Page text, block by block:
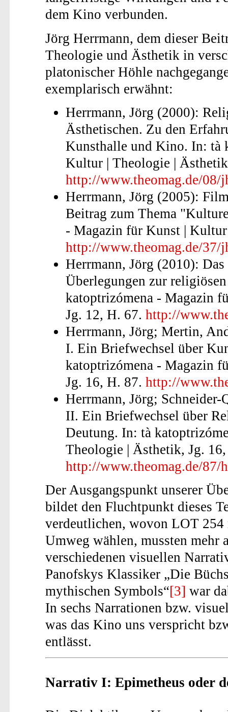
dem Kino verbunden.
Jörg Herrmann, dem dieser
Theologie und Ästhetik in
platonischer Höhle
exemplarisch erwähnt:
Herrmann, Jörg (2000):
Ästhetischen. Zu den
Kunsthalle und Kino. In: tà
Kultur | Theologie |
http://www.theomag.de/08/
Herrmann, Jörg (2005):
Beitrag zum Thema
- Magazin für Kunst |
http://www.theomag.de/37/
Herrmann, Jörg (2010):
Überlegungen zur
katoptrizómena - Magazin
Jg. 12, H. 67. http://
Herrmann, Jörg; Mertin,
I. Ein Briefwechsel über
katoptrizómena - Magazin
Jg. 16, H. 87. http://
Herrmann, Jörg; Schneider-
II. Ein Briefwechsel über
Deutung. In: tà
Theologie | Ästhetik, Jg.
http://www.theomag.de/87/
Der Ausgangspunkt unserer
bildet den Fluchtpunkt dieses
verdeutlichen, wovon LOT
Umweg wählen, mussten mehr
verschiedenen visuellen
Panofskys Klassiker „Die
mythischen Symbols“[3] war
In sechs Narrationen bzw.
was das Kino uns verspricht
entlässt.
Narrativ I: Epimetheus oder